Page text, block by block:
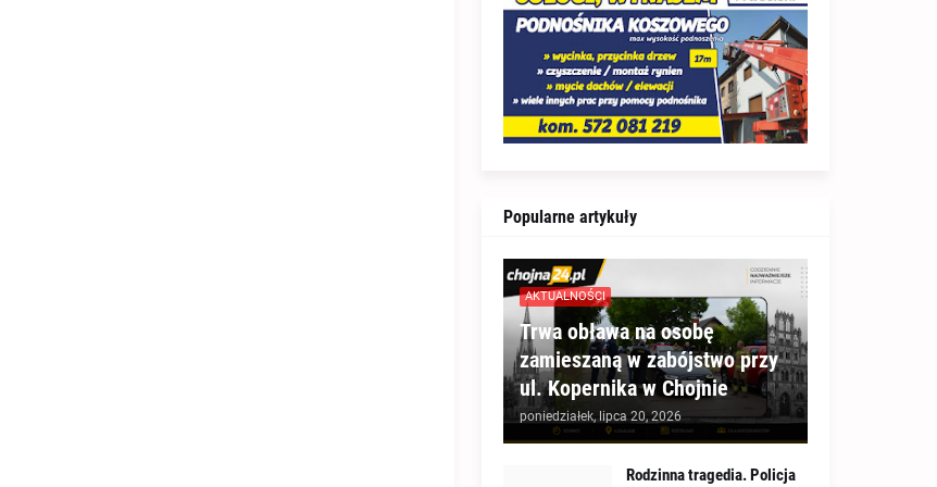
Popularne artykuły
AKTUALNOŚCI
Trwa obława na osobę
zamieszaną w zabójstwo przy
ul. Kopernika w Chojnie
poniedziałek, lipca 20, 2026
Rodzinna tragedia. Policja